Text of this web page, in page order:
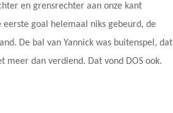
en grensrechter aan onze kant
eerste goal helemaal niks gebeurd, de
De bal van Yannick was buitenspel, dat
meer dan verdiend. Dat vond DOS ook.